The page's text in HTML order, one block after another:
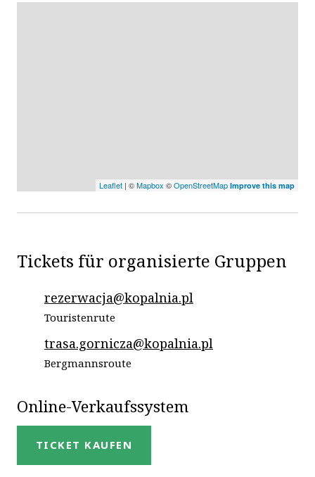
Leaflet | ©Mapbox ©OpenStreetMap Improve this map
Tickets für organisierte Gruppen
rezerwacja@kopalnia.pl
Touristenrute
trasa.gornicza@kopalnia.pl
Bergmannsroute
Online-Verkaufssystem
TICKET KAUFEN